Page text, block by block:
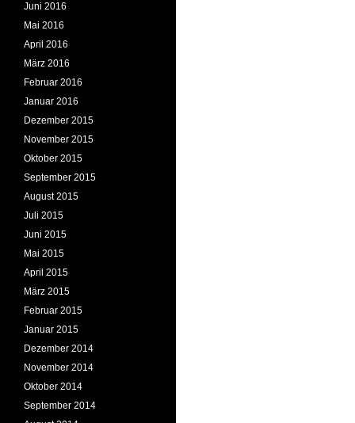
Juni 2016
Mai 2016
April 2016
März 2016
Februar 2016
Januar 2016
Dezember 2015
November 2015
Oktober 2015
September 2015
August 2015
Juli 2015
Juni 2015
Mai 2015
April 2015
März 2015
Februar 2015
Januar 2015
Dezember 2014
November 2014
Oktober 2014
September 2014